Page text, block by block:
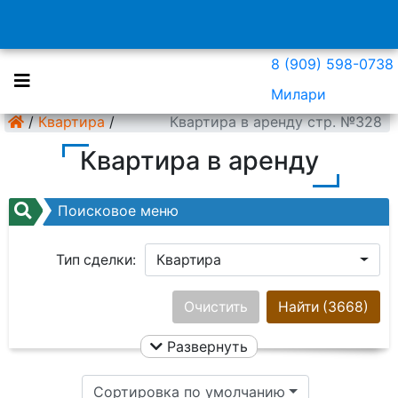
8 (909) 598-0738
Милари
/ Квартира / Квартира в аренду стр. №328
Квартира в аренду
Поисковое меню
Тип сделки: Квартира
Ничего не выбрано
Цена:
Найти (3668)
Очистить
Развернуть
Сортировка по умолчанию